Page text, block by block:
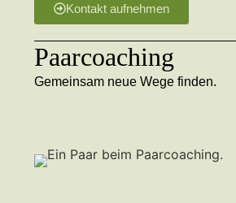
Kontakt aufnehmen
Paarcoaching
Gemeinsam neue Wege finden.